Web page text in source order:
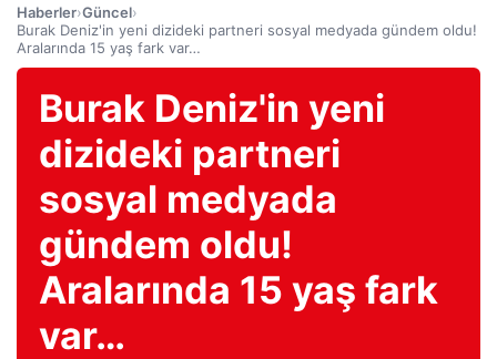
Haberler›Güncel›
Burak Deniz'in yeni dizideki partneri sosyal medyada gündem oldu!
Aralarında 15 yaş fark var…
Burak Deniz'in yeni
dizideki partneri
sosyal medyada
gündem oldu!
Aralarında 15 yaş fark
var…